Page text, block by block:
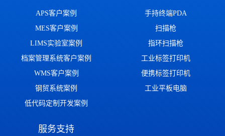
APS客户案例
MES客户案例
LIMS实验室案例
档案管理系统客户案例
WMS客户案例
钢贸系统案例
低代码定制开发案例
手持终端PDA
扫描枪
指环扫描枪
工业标签打印机
便携标签打印机
工业平板电脑
服务支持